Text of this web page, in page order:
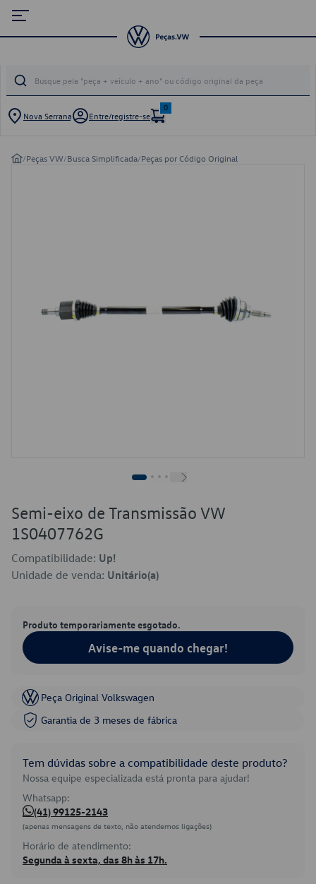
Nova Serrana Entre/registre-se
0
/Peças VW/Busca Simplificada/Peças por Código Original
Semi-eixo de Transmissão VW
1S0407762G
Compatibilidade: Up!
Unidade de venda: Unitário(a)
Produto temporariamente esgotado.
Avise-me quando chegar!
Peça Original Volkswagen
Garantia de 3 meses de fábrica
Tem dúvidas sobre a compatibilidade deste produto?
Nossa equipe especializada está pronta para ajudar!
Whatsapp:
(41) 99125-2143
(apenas mensagens de texto, não atendemos ligações)
Horário de atendimento:
Segunda à sexta, das 8h às 17h.